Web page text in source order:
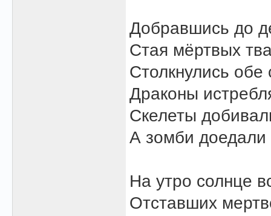
Добравшись до
Стая мёртвых
Столкнулись
Драконы
Скелеты
А зомби доедали
На утро солнце
Отставших